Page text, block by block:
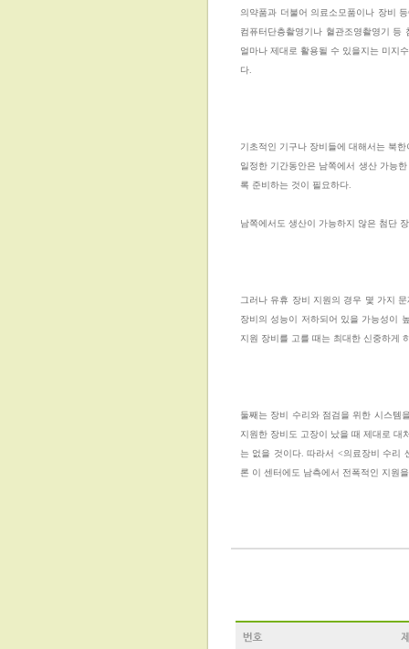
의약품과 더불어 의료소모품이나 장비
컴퓨터단층촬영기나 혈관조영촬영기
얼마나 제대로 활용될 수 있을지는 미지
다.
기초적인 기구나 장비들에 대해서는 북
일정한 기간동안은 남쪽에서 생산 가능
록 준비하는 것이 필요하다.
남쪽에서도 생산이 가능하지 않은 첨단
그러나 유휴 장비 지원의 경우 몇 가지
장비의 성능이 저하되어 있을 가능성이
지원 장비를 고를 때는 최대한 신중하게
둘째는 장비 수리와 점검을 위한 시스템
지원한 장비도 고장이 났을 때 제대로 대
는 없을 것이다. 따라서 <의료장비 수리
론 이 센터에도 남측에서 전폭적인 지원